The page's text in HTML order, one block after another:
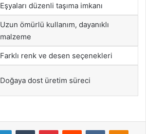
Eşyaları düzenli taşıma imkanı
Uzun ömürlü kullanım, dayanıklı
malzeme
Farklı renk ve desen seçenekleri
Doğaya dost üretim süreci
LinkedInTumblr PinterestReddit VKontakte